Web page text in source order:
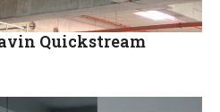
Quickstream